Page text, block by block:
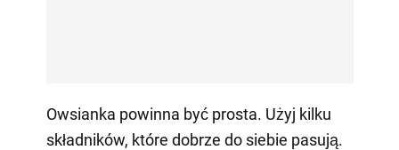
Owsianka powinna być prosta. Użyj kilku
składników, które dobrze do siebie pasują.